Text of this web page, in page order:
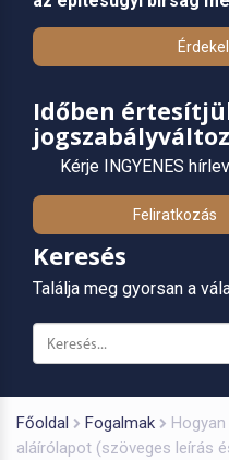
Érdekel
Időben
Kérje INGYENES
Feliratkozás
Keresés
Találja meg gyorsan a
Főoldal Fogalmak
aláírólapot (szöveges leírás